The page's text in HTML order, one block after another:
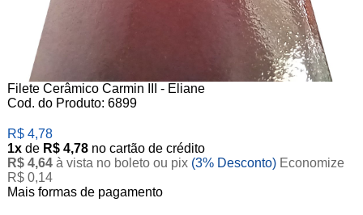
Filete Cerâmico Carmin III - Eliane
Cod. do Produto: 6899
R$ 4,78
1xde R$ 4,78 no cartão de crédito
R$ 4,64 à vista no boleto ou pix (3% Desconto) Economize
R$ 0,14
Mais formas de pagamento